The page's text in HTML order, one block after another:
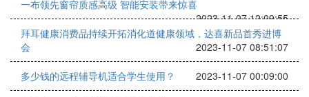
一布领先窗帘质感高级 智能安装带来惊喜
2023-11-07 12:09:55
拜耳健康消费品持续开拓消化道健康领域，达喜新品首秀进博
会
2023-11-07 08:51:07
多少钱的远程辅导机适合学生使用？ 2023-11-07 00:09:00